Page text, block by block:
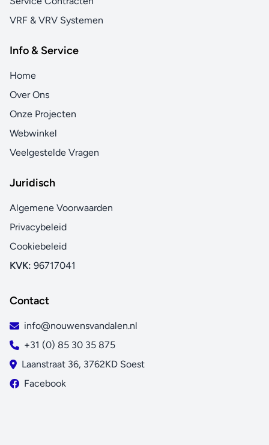
VRF & VRV Systemen
Info & Service
Home
Over Ons
Onze Projecten
Webwinkel
Veelgestelde Vragen
Juridisch
Algemene Voorwaarden
Privacybeleid
Cookiebeleid
KVK: 96717041
Contact
info@nouwensvandalen.nl
+31 (0) 85 30 35 875
Laanstraat 36, 3762KD Soest
Facebook